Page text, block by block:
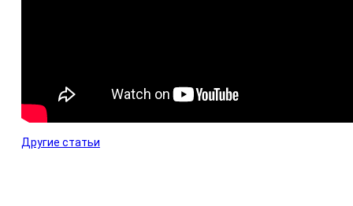
Другие статьи